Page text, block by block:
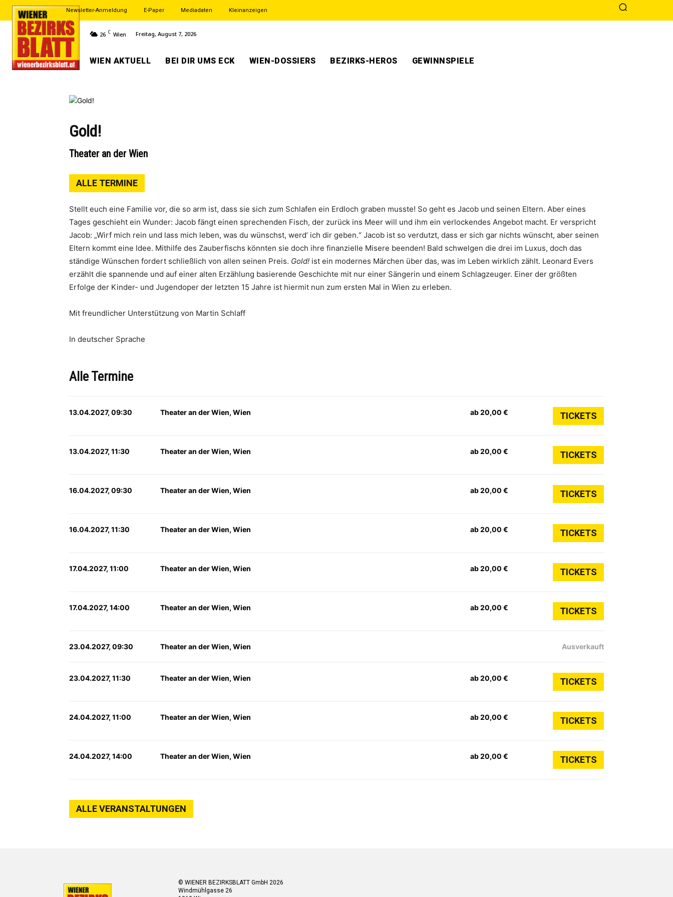
Newsletter-Anmeldung E-Paper Mediadaten Kleinanzeigen
26 C Wien Freitag, August 7, 2026
WIEN AKTUELL BEI DIR UMS ECK WIEN-DOSSIERS BEZIRKS-HEROS GEWINNSPIELE
Gold!
Theater an der Wien
ALLE TERMINE
Stellt euch eine Familie vor, die so arm ist, dass sie sich zum Schlafen ein Erdloch graben musste! So geht es Jacob und seinen Eltern. Aber eines
Tages geschieht ein Wunder: Jacob fängt einen sprechenden Fisch, der zurück ins Meer will und ihm ein verlockendes Angebot macht. Er verspricht
Jacob: „Wirf mich rein und lass mich leben, was du wünschst, werd’ ich dir geben.“ Jacob ist so verdutzt, dass er sich gar nichts wünscht, aber seinen
Eltern kommt eine Idee. Mithilfe des Zauberfischs könnten sie doch ihre finanzielle Misere beenden! Bald schwelgen die drei im Luxus, doch das
ständige Wünschen fordert schließlich von allen seinen Preis. Gold! ist ein modernes Märchen über das, was im Leben wirklich zählt. Leonard Evers
erzählt die spannende und auf einer alten Erzählung basierende Geschichte mit nur einer Sängerin und einem Schlagzeuger. Einer der größten
Erfolge der Kinder- und Jugendoper der letzten 15 Jahre ist hiermit nun zum ersten Mal in Wien zu erleben.
Mit freundlicher Unterstützung von Martin Schlaff
In deutscher Sprache
Alle Termine
13.04.2027, 09:30 Theater an der Wien, Wien ab 20,00 € TICKETS
13.04.2027, 11:30 Theater an der Wien, Wien ab 20,00 € TICKETS
16.04.2027, 09:30 Theater an der Wien, Wien ab 20,00 € TICKETS
16.04.2027, 11:30 Theater an der Wien, Wien ab 20,00 € TICKETS
17.04.2027, 11:00 Theater an der Wien, Wien ab 20,00 € TICKETS
17.04.2027, 14:00 Theater an der Wien, Wien ab 20,00 € TICKETS
23.04.2027, 09:30 Theater an der Wien, Wien Ausverkauft
23.04.2027, 11:30 Theater an der Wien, Wien ab 20,00 € TICKETS
24.04.2027, 11:00 Theater an der Wien, Wien ab 20,00 € TICKETS
24.04.2027, 14:00 Theater an der Wien, Wien ab 20,00 € TICKETS
ALLE VERANSTALTUNGEN
© WIENER BEZIRKSBLATT GmbH 2026
Windmühlgasse 26